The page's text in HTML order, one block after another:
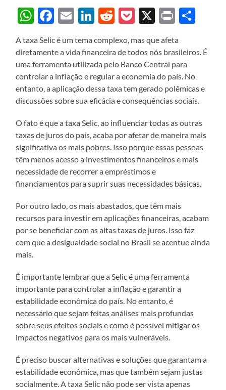
WhatsApp
Facebook
EmailLinkedIn
Reddit
Pocket
X Print
A taxa Selic é um tema complexo, mas que afeta
diretamente a vida financeira de todos nós brasileiros. É
uma ferramenta utilizada pelo Banco Central para
controlar a inflação e regular a economia do país. No
entanto, a aplicação dessa taxa tem gerado polêmicas e
discussões sobre sua eficácia e consequências sociais.
O fato é que a taxa Selic, ao influenciar todas as outras
taxas de juros do país, acaba por afetar de maneira mais
significativa os mais pobres. Isso porque essas pessoas
têm menos acesso a investimentos financeiros e mais
necessidade de recorrer a empréstimos e
financiamentos para suprir suas necessidades básicas.
Por outro lado, os mais abastados, que têm mais
recursos para investir em aplicações financeiras, acabam
por se beneficiar com as altas taxas de juros. Isso faz
com que a desigualdade social no Brasil se acentue ainda
mais.
É importante lembrar que a Selic é uma ferramenta
importante para controlar a inflação e garantir a
estabilidade econômica do país. No entanto, é
necessário que sejam feitas análises mais profundas
sobre seus efeitos sociais e como é possível mitigar os
impactos negativos para os mais vulneráveis.
É preciso buscar alternativas e soluções que garantam a
estabilidade econômica, mas que também sejam justas
socialmente. A taxa Selic não pode ser vista apenas